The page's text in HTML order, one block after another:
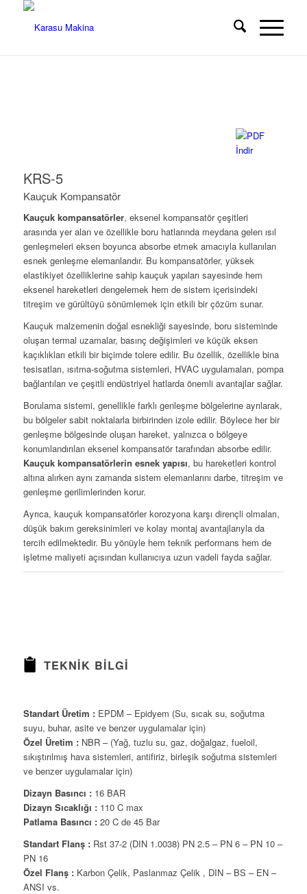
KRS-5
Kauçuk Kompansatör
Kauçuk kompansatörler, eksenel kompansatör çeşitleri
arasında yer alan ve özellikle boru hatlarında meydana gelen ısıl
genleşmeleri eksen boyunca absorbe etmek amacıyla kullanılan
esnek genleşme elemanlarıdır. Bu kompansatörler, yüksek
elastikiyet özelliklerine sahip kauçuk yapıları sayesinde hem
eksenel hareketleri dengelemek hem de sistem içerisindeki
titreşim ve gürültüyü sönümlemek için etkili bir çözüm sunar.
Kauçuk malzemenin doğal esnekliği sayesinde, boru sisteminde
oluşan termal uzamalar, basınç değişimleri ve küçük eksen
kaçıklıkları etkili bir biçimde tolere edilir. Bu özellik, özellikle bina
tesisatları, ısıtma-soğutma sistemleri, HVAC uygulamaları, pompa
bağlantıları ve çeşitli endüstriyel hatlarda önemli avantajlar sağlar.
Borulama sistemi, genellikle farklı genleşme bölgelerine ayrılarak,
bu bölgeler sabit noktalarla birbirinden izole edilir. Böylece her bir
genleşme bölgesinde oluşan hareket, yalnızca o bölgeye
konumlandırılan eksenel kompansatör tarafından absorbe edilir.
Kauçuk kompansatörlerin esnek yapısı, bu hareketleri kontrol
altına alırken aynı zamanda sistem elemanlarını darbe, titreşim ve
genleşme gerilimlerinden korur.
Ayrıca, kauçuk kompansatörler korozyona karşı dirençli olmaları,
düşük bakım gereksinimleri ve kolay montaj avantajlarıyla da
tercih edilmektedir. Bu yönüyle hem teknik performans hem de
işletme maliyeti açısından kullanıcıya uzun vadeli fayda sağlar.
TEKNIK BILGI
Standart Üretim :EPDM – Epidyem (Su, sıcak su, soğutma
suyu, buhar, asite ve benzer uygulamalar için)
Özel Üretim :NBR – (Yağ, tuzlu su, gaz, doğalgaz, fueloil,
sıkıştırılmış hava sistemleri, antifiriz, birleşik soğutma sistemleri
ve benzer uygulamalar için)
Dizayn Basıncı :16 BAR
Dizayn Sıcaklığı :110 C max
Patlama Basıncı :20 C de 45 Bar
Standart Flanş :Rst 37-2 (DIN 1.0038) PN 2.5 – PN 6 – PN 10 –
PN 16
Özel Flanş :Karbon Çelik, Paslanmaz Çelik , DIN – BS – EN –
ANSI vs.